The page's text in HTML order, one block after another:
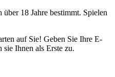
18 Jahre bestimmt. Spielen
auf Sie! Geben Sie Ihre E-
Ihnen als Erste zu.